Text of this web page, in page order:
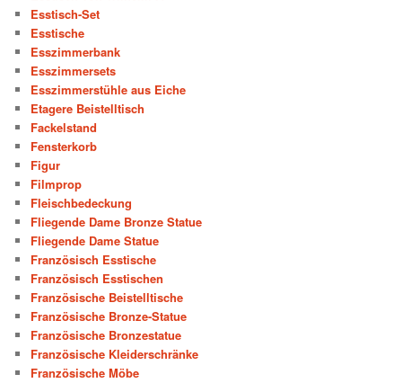
Esstisch-Set
Esstische
Esszimmerbank
Esszimmersets
Esszimmerstühle aus Eiche
Etagere Beistelltisch
Fackelstand
Fensterkorb
Figur
Filmprop
Fleischbedeckung
Fliegende Dame Bronze Statue
Fliegende Dame Statue
Französisch Esstische
Französisch Esstischen
Französische Beistelltische
Französische Bronze-Statue
Französische Bronzestatue
Französische Kleiderschränke
Französische Möbe